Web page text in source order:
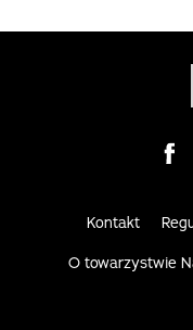
Visit
Kontakt
O towarzystwie